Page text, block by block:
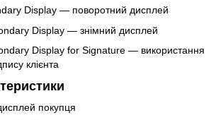
Display — поворотний дисплей
Display — знімний дисплей
Display for Signature — використання
клієнта
покупця